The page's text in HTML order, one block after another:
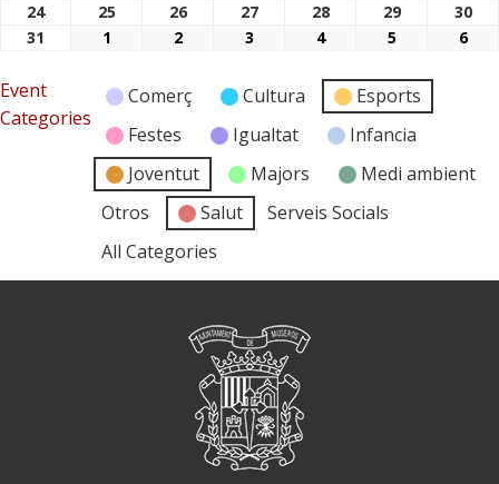
24 24/08/2026
25 25/08/2026
26 26/08/2026
27 27/08/2026
28 28/08/2026
29 29/08/2026
30
31
31/08/2026
1 01/09/2026
2 02/09/2026
3 03/09/2026
404/09/2026
5 05/09/2026
606/
Event
Categories
Comerç Cultura
Esports
Festes
Igualtat
Infancia
Joventut
Majors
Medi ambient
Otros
Salut
Serveis Socials
All Categories